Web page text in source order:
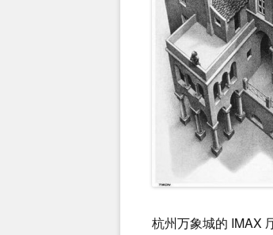
杭州万象城的 IMAX